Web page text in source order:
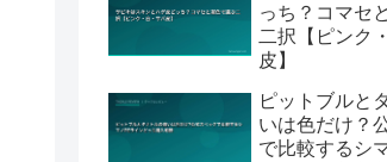
っち？コマセ
二択【ピンク
皮】
ピットブルと
いは色だけ？
で比較するシ